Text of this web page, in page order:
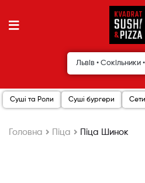
Львів • Сокільники
Суші та Роли Суші бургери Сети
Головна Піца Піца Шинок